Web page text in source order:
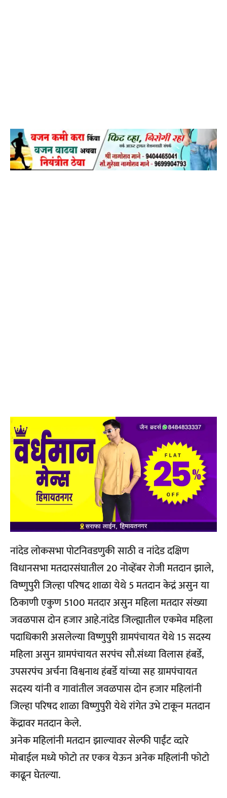
नांदेड लोकसभा पोटनिवडणुकी साठी व नांदेड दक्षिण
विधानसभा मतदारसंघातील 20 नोव्हेंबर रोजी मतदान झाले,
विष्णुपुरी जिल्हा परिषद शाळा येथे 5 मतदान ‌केद्रं असुन या
ठिकाणी एकुण 5100 मतदार असुन महिला मतदार संख्या
जवळपास दोन हजार आहे.नांदेड जिल्ह्यातील एकमेव महिला
पदाधिकारी असलेल्या विष्णुपुरी ग्रामपंचायत येथे 15 सदस्य
महिला असुन ग्रामपंचायत सरपंच सौ.संध्या विलास हंबर्डे,
उपसरपंच अर्चना विश्वनाथ हंबर्डे यांच्या सह ग्रामपंचायत
सदस्य‌ यांनी व गावांतील जवळपास दोन हजार महिलांनी
जिल्हा परिषद शाळा विष्णुपुरी येथे रांगेत उभे टाकून मतदान
केंद्रावर मतदान केले.
अनेक महिलांनी मतदान झाल्यावर सेल्फी पाईंट‌ व्दारे
मोबाईल मध्ये फोटो तर एकत्र येऊन अनेक महिलांनी फोटो
काढून घेतल्या.